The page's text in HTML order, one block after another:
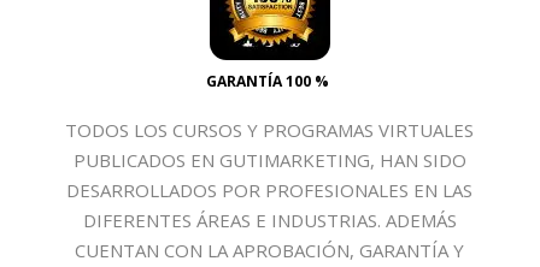
GARANTÍA 100 %
TODOS LOS CURSOS Y PROGRAMAS VIRTUALES
PUBLICADOS EN GUTIMARKETING, HAN SIDO
DESARROLLADOS POR PROFESIONALES EN LAS
DIFERENTES ÁREAS E INDUSTRIAS. ADEMÁS
CUENTAN CON LA APROBACIÓN, GARANTÍA Y